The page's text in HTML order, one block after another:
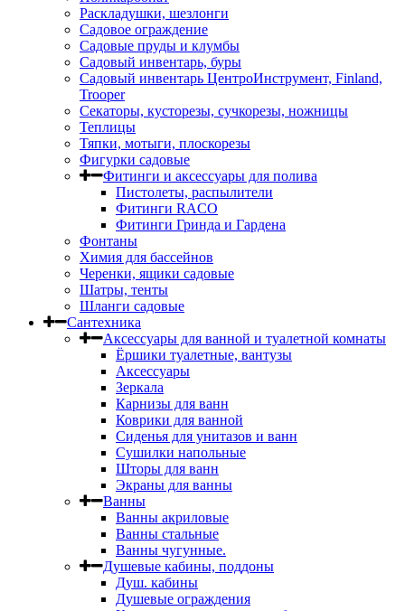
Раскладушки, шезлонги
Садовое ограждение
Садовые пруды и клумбы
Садовый инвентарь, буры
Садовый инвентарь ЦентроИнструмент, Finland,
Trooper
Секаторы, кусторезы, сучкорезы, ножницы
Теплицы
Тяпки, мотыги, плоскорезы
Фигурки садовые
Фитинги и аксессуары для полива
Пистолеты, распылители
Фитинги RACO
Фитинги Гринда и Гардена
Фонтаны
Химия для бассейнов
Черенки, ящики садовые
Шатры, тенты
Шланги садовые
Сантехника
Аксессуары для ванной и туалетной комнаты
Ёршики туалетные, вантузы
Аксессуары
Зеркала
Карнизы для ванн
Коврики для ванной
Сиденья для унитазов и ванн
Сушилки напольные
Шторы для ванн
Экраны для ванны
Ванны
Ванны акриловые
Ванны стальные
Ванны чугунные.
Душевые кабины, поддоны
Душ. кабины
Душевые ограждения